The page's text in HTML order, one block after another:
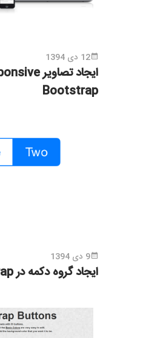
12 دی 1394
Bootstrap
9 دی 1394
ایجاد گروه دکمه در Bootstrap